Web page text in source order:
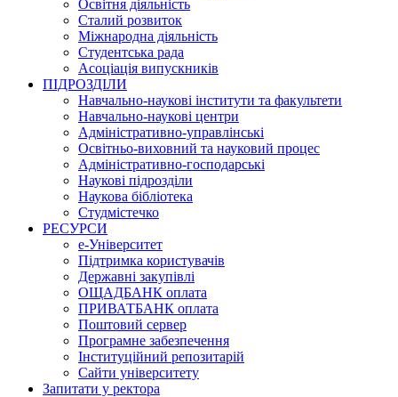
Освітня діяльність
Сталий розвиток
Міжнародна діяльність
Студентська рада
Асоціація випускників
ПІДРОЗДІЛИ
Навчально-наукові інститути та факультети
Навчально-наукові центри
Адміністративно-управлінські
Освітньо-виховний та науковий процес
Адміністративно-господарські
Наукові підрозділи
Наукова бібліотека
Студмістечко
РЕСУРСИ
е-Університет
Підтримка користувачів
Державні закупівлі
ОЩАДБАНК оплата
ПРИВАТБАНК оплата
Поштовий сервер
Програмне забезпечення
Інституційний репозитарій
Сайти університету
Запитати у ректора